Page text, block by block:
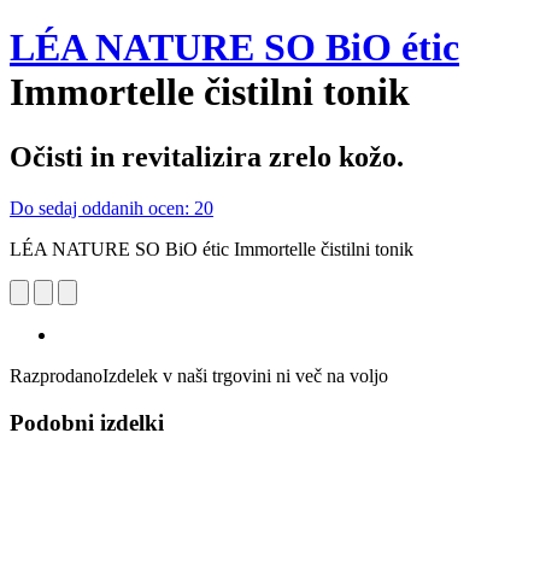
LÉA NATURE SO BiO étic
Immortelle čistilni tonik
Očisti in revitalizira zrelo kožo.
Do sedaj oddanih ocen: 20
LÉA NATURE SO BiO étic Immortelle čistilni tonik
RazprodanoIzdelek v naši trgovini ni več na voljo
Podobni izdelki